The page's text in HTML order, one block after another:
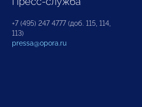
+7 (495) 247 4777 (доб. 115, 114,
113)
pressa@opora.ru